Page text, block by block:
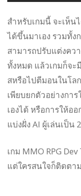
สำหรับเกมนี้ จะเห็น
ได้ขึ้นมาเอง รวมทั้ง
สามารถปรับแต่งคว
ทั้งหมด แล้วเกมก็จะ
สหรือไปตีมอนในโล
เพียบยกตัวอย่างกา
เองได้ หรือการให้อ
แบ่งฝั่ง AI ผู้เล่นเป็น
เกม MMO RPG
แต่ใครสนใจก็ติดตา